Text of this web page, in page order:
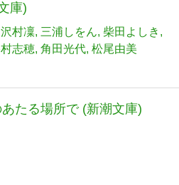
庫)
沢村凜 三浦しをん 柴田よしき
志穂 角田光代 松尾由美
たる場所で (新潮文庫)